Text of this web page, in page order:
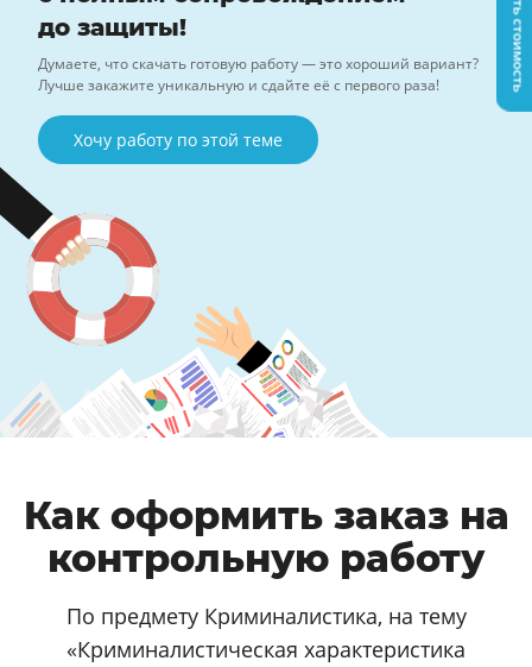
до защиты!
Думаете, что скачать готовую работу — это хороший вариант?
Лучше закажите уникальную и сдайте её с первого раза!
Хочу работу по этой теме
Как оформить заказ на
контрольную работу
По предмету Криминалистика, на тему
«Криминалистическая характеристика
Узнать стоимость